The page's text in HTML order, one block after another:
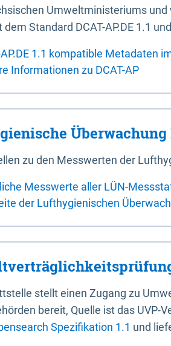
Umweltministeriums
Standard DCAT-AP.DE 1.1
AP.DE 1.1 kompatible Metadaten
Informationen zu DCAT-AP
Überwachung
zu den Messwerten der
Messwerte aller LÜN-
der Lufthygienischen
stellt einen Zugang zu
bereit, Quelle ist das UVP-
Spezifikation 1.1 und